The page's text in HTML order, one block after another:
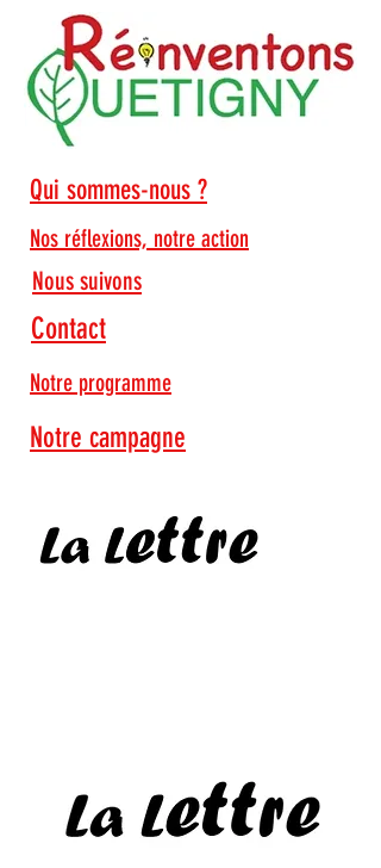
Qui sommes-nous ?
Nos réflexions, notre action
Nous suivons
Contact
Notre programme
Notre campagne